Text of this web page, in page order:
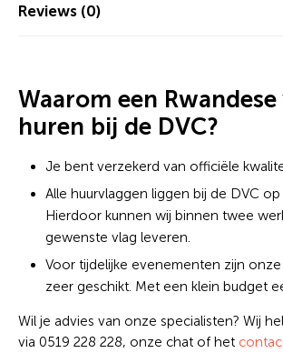
Reviews (0)
Waarom een Rwandese
huren bij de DVC?
Je bent verzekerd van officiële
Alle huurvlaggen liggen bij de DVC op
Hierdoor kunnen wij binnen twee
gewenste vlag leveren.
Voor tijdelijke evenementen zijn
zeer geschikt. Met een klein budget
Wil je advies van onze specialisten? Wij
via 0519 228 228, onze chat of het